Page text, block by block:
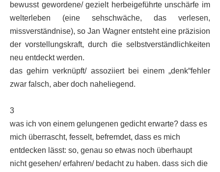
bewusst gewordene/ gezielt herbeigeführte unschärfe im
welterleben (eine sehschwäche, das verlesen,
missverständnise), so Jan Wagner entsteht eine präzision
der vorstellungskraft, durch die selbstverständlichkeiten
neu entdeckt werden.
das gehirn verknüpft/ assoziiert bei einem „denk“fehler
zwar falsch, aber doch naheliegend.
3
was ich von einem gelungenen gedicht erwarte? dass es
mich überrascht, fesselt, befremdet, dass es mich
entdecken lässt: so, genau so etwas noch überhaupt
nicht gesehen/ erfahren/ bedacht zu haben. dass sich die